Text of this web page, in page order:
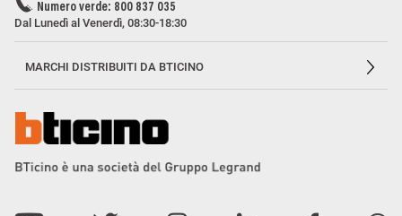
Numero verde: 800 837 035
Dal Lunedì al Venerdì, 08:30-18:30
MARCHI DISTRIBUITI DA BTICINO